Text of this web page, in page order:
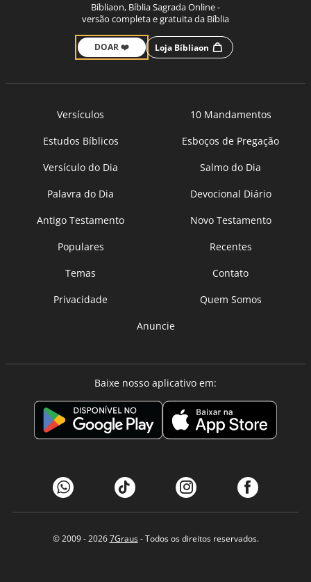
Bíbliaon, Bíblia Sagrada Online -
versão completa e gratuita da Bíblia
DOAR ❤️ Loja Bíbliaon
Versículos
10 Mandamentos
Estudos Bíblicos
Esboços de Pregação
Versículo do Dia
Salmo do Dia
Palavra do Dia
Devocional Diário
Antigo Testamento
Novo Testamento
Populares
Recentes
Temas
Contato
Privacidade
Quem Somos
Anuncie
Baixe nosso aplicativo em:
© 2009 - 20267Graus- Todos os direitos reservados.